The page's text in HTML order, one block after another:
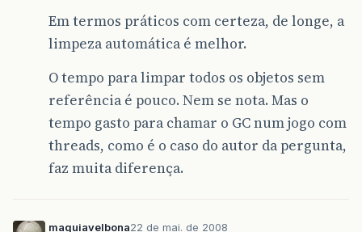
Em termos práticos com certeza, de longe, a
limpeza automática é melhor.
O tempo para limpar todos os objetos sem
referência é pouco. Nem se nota. Mas o
tempo gasto para chamar o GC num jogo com
threads, como é o caso do autor da pergunta,
faz muita diferença.
maquiavelbona22 de mai. de 2008